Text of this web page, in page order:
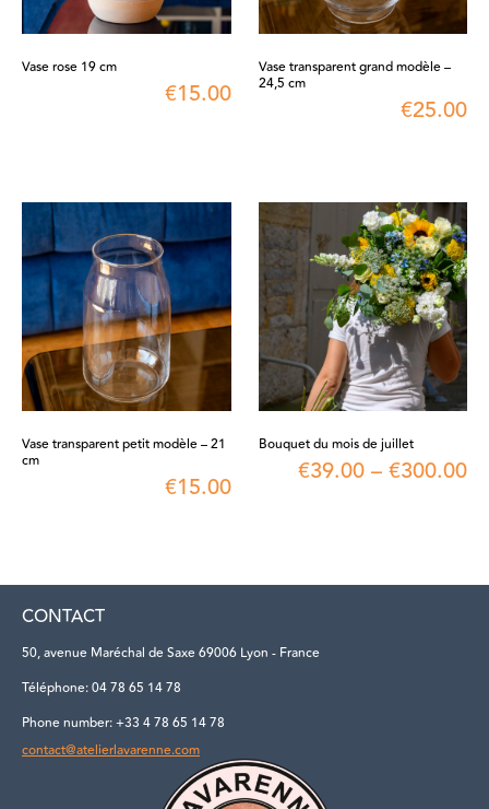
Vase rose 19 cm
€15.00
Vase transparent grand modèle –
24,5 cm
€25.00
Vase transparent petit modèle – 21
cm
€15.00
Bouquet du mois de juillet
€39.00–€300.00
CONTACT
50, avenue Maréchal de Saxe 69006 Lyon - France
Téléphone: 04 78 65 14 78
Phone number: +33 4 78 65 14 78
contact@atelierlavarenne.com